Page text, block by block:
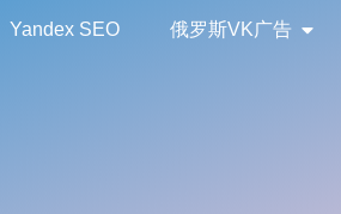
Yandex SEO 俄罗斯VK广告